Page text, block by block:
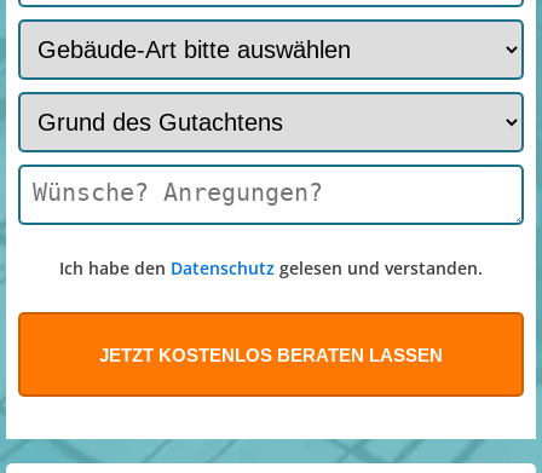
Ich habe den Datenschutz gelesen und verstanden.